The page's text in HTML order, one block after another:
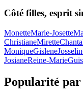
Côté filles, esprit
MonetteMarie-Josette
ChristianeMirette
MoniqueGislene
JosianeReine-Marie
Popularité